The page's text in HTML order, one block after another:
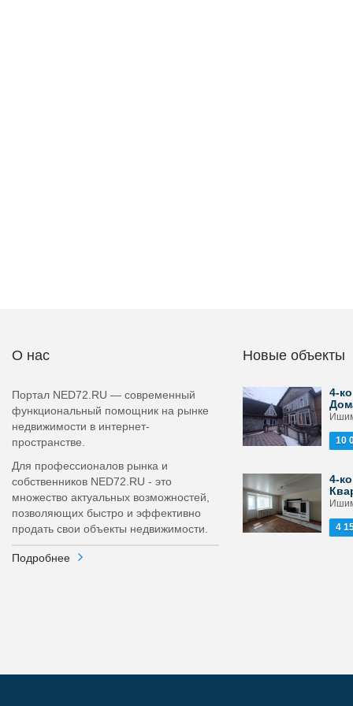
О нас
Портал NED72.RU — современный
функциональный помощник на рынке
недвижимости в интернет-
пространстве.
Для профессионалов рынка и
собственников NED72.RU - это
множество актуальных возможностей,
позволяющих быстро и эффективно
продать свои объекты недвижимости.
Подробнее
Новые объекты
4-
10
4-
4